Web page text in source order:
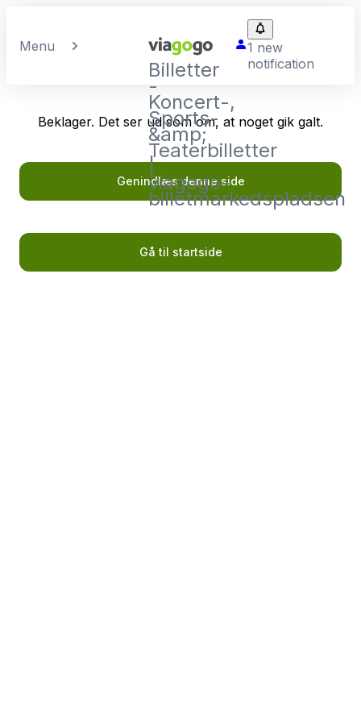
Menu
Billetter
-
Koncert-,
Sports-
&amp;
Teaterbilletter
|
viagogo-
billetmarkedspladsen
1 new
notification
Beklager. Det ser ud som om, at noget gik galt.
Genindlæs denne side
Gå til startside